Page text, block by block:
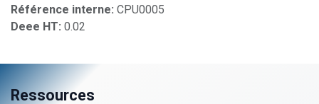
Référence interne: CPU0005
Deee HT: 0.02
Ressources